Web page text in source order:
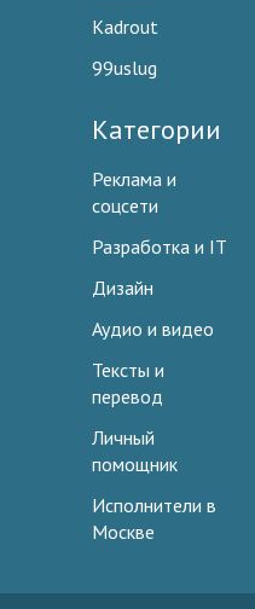
Kadrout
99uslug
Категории
Реклама и
соцсети
Разработка и IT
Дизайн
Аудио и видео
Тексты и
перевод
Личный
помощник
Исполнители в
Москве